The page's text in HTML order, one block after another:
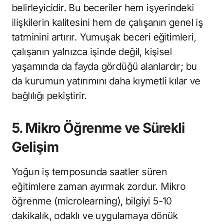
belirleyicidir. Bu beceriler hem işyerindeki
ilişkilerin kalitesini hem de çalışanın genel iş
tatminini artırır. Yumuşak beceri eğitimleri,
çalışanın yalnızca işinde değil, kişisel
yaşamında da fayda gördüğü alanlardır; bu
da kurumun yatırımını daha kıymetli kılar ve
bağlılığı pekiştirir.
5. Mikro Öğrenme ve Sürekli
Gelişim
Yoğun iş temposunda saatler süren
eğitimlere zaman ayırmak zordur. Mikro
öğrenme (microlearning), bilgiyi 5-10
dakikalık, odaklı ve uygulamaya dönük